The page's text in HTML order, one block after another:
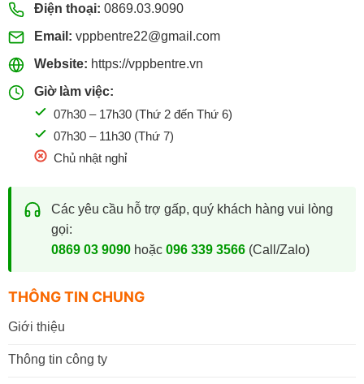
Điện thoại: 0869.03.9090
Email: vppbentre22@gmail.com
Website: https://vppbentre.vn
Giờ làm việc:
07h30 – 17h30 (Thứ 2 đến Thứ 6)
07h30 – 11h30 (Thứ 7)
Chủ nhật nghỉ
Các yêu cầu hỗ trợ gấp, quý khách hàng vui lòng
gọi:
0869 03 9090hoặc 096 339 3566(Call/Zalo)
THÔNG TIN CHUNG
Giới thiệu
Thông tin công ty